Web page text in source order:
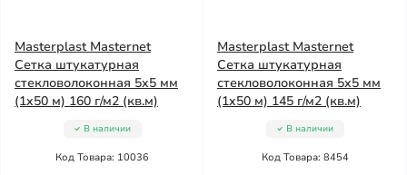
Masterplast Masternet
Сетка штукатурная
стекловолоконная 5x5 мм
(1x50 м) 160 г/м2 (кв.м)
В наличии
Код Товара: 10036
Masterplast Masternet
Сетка штукатурная
стекловолоконная 5x5 мм
(1x50 м) 145 г/м2 (кв.м)
В наличии
Код Товара: 8454